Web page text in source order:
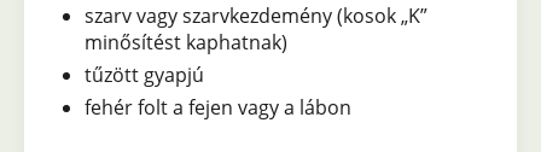
szarv vagy szarvkezdemény (kosok „K”
minősítést kaphatnak)
tűzött gyapjú
fehér folt a fejen vagy a lábon